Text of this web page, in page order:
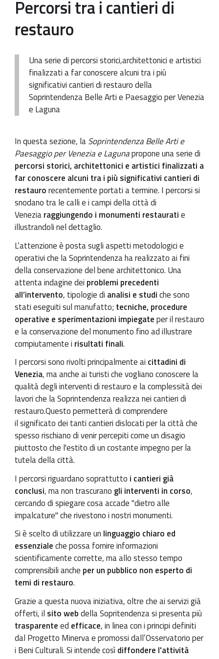
Patrimonio Storico-Artistico
Ufficio Esportazione
Ufficio Tutela
Servizi
Galleria
Percorsi tra i cantieri di
restauro
Una serie di percorsi storici,architettonici e artistici
finalizzati a far conoscere alcuni tra i più
significativi cantieri di restauro della
Soprintendenza Belle Arti e Paesaggio per Venezia
e Laguna
In questa sezione, laSoprintendenza Belle Arti e
Paesaggio per Venezia e Lagunapropone una serie di
percorsi storici, architettonici e artistici finalizzati a
far conoscere alcuni tra i più significativi cantieri di
restaurorecentemente portati a termine. I percorsi si
snodano tra le calli e i campi della città di
Veneziaraggiungendo i monumenti restauratie
illustrandoli nel dettaglio.
L’attenzione è posta sugli aspetti metodologici e
operativi che la Soprintendenza ha realizzato ai fini
della conservazione del bene architettonico. Una
attenta indagine dei problemi precedenti
all’intervento, tipologie di analisi e studiche sono
stati eseguiti sul manufatto; tecniche, procedure
operative e sperimentazioni impiegateper il restauro
e la conservazione del monumento fino ad illustrare
compiutamente i risultati finali.
I percorsi sono rivolti principalmente ai cittadini di
Venezia, ma anche ai turisti che vogliano conoscere la
qualità degli interventi di restauro e la complessità dei
lavori che la Soprintendenza realizza nei cantieri di
restauro.Questo permetterà di comprendere
il significato dei tanti cantieri dislocati per la città che
spesso rischiano di venir percepiti come un disagio
piuttosto che l'estito di un costante impegno per la
tutela della città.
I percorsi riguardano soprattutto i cantieri già
conclusi, ma non trascurano gli interventi in corso,
cercando di spiegare cosa accade "dietro alle
impalcature" che rivestono i nostri monumenti.
Si è scelto di utilizzare un linguaggio chiaro ed
essenzialeche possa fornire informazioni
scientificamente corrette, ma allo stesso tempo
comprensibili anche per un pubblico non esperto di
temi di restauro.
Grazie a questa nuova iniziativa, oltre che ai servizi già
offerti, il sito webdella Sopritendenza si presenta più
trasparenteed efficace, in linea con i principi definiti
dal Progetto Minerva e promossi dall’Osservatorio per
i Beni Culturali. Si intende cosìdiffondere l'attività